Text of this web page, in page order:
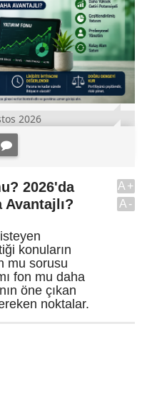
2026
2026'da
konuların
mu sorusu
fon mu daha
öne çıkan
noktalar.
A+
A-